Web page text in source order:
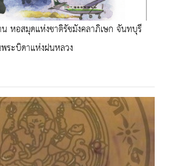
น หอสมุดแห่งชาติรัชมังคลาภิเษก จันทบุรี
ระบิดาแห่งฝนหลวง